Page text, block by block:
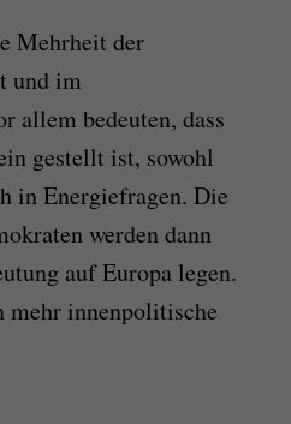
Mehrheit der
und im
allem bedeuten, dass
gestellt ist, sowohl
in Energiefragen. Die
werden dann
auf Europa legen.
mehr innenpolitische